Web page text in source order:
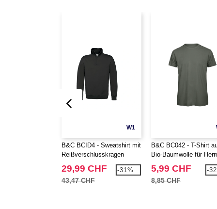
W1
B&C BCID4 - Sweatshirt mit
Reißverschlusskragen
29,99 CHF
43,47 CHF
-31%
B&C BC042 - T-Shirt
Bio-Baumwolle für
5,99 CHF
8,85 CHF
-